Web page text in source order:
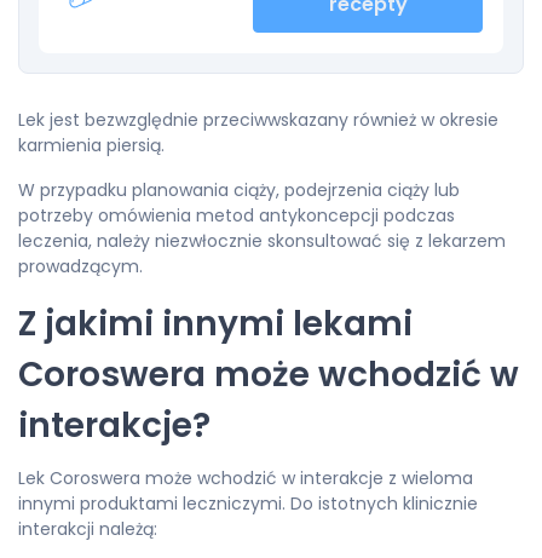
Lek jest bezwzględnie przeciwwskazany również w okresie
karmienia piersią.
W przypadku planowania ciąży, podejrzenia ciąży lub
potrzeby omówienia metod antykoncepcji podczas
leczenia, należy niezwłocznie skonsultować się z lekarzem
prowadzącym.
Z jakimi innymi lekami
Coroswera może wchodzić w
interakcje?
Lek Coroswera może wchodzić w interakcje z wieloma
innymi produktami leczniczymi. Do istotnych klinicznie
interakcji należą: